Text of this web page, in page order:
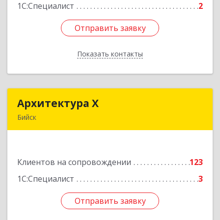
1С:Специалист
2
Отправить заявку
Показать контакты
Отправить заявку
Назад
Архитектура Х
Бийск
Клиентов на сопровождении
123
1С:Специалист
3
Отправить заявку
Подробнее
Отправить заявку